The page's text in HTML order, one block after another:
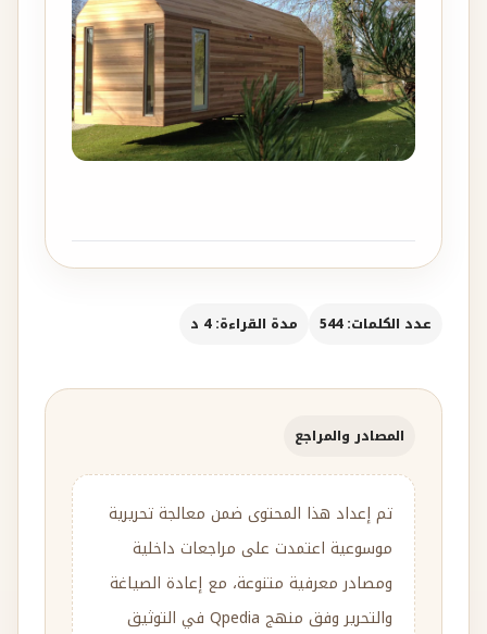
عدد الكلمات: 544 مدة القراءة: 4 د
المصادر والمراجع
تم إعداد هذا المحتوى ضمن معالجة تحريرية
موسوعية اعتمدت على مراجعات داخلية
ومصادر معرفية متنوعة، مع إعادة الصياغة
والتحرير وفق منهج Qpedia في التوثيق